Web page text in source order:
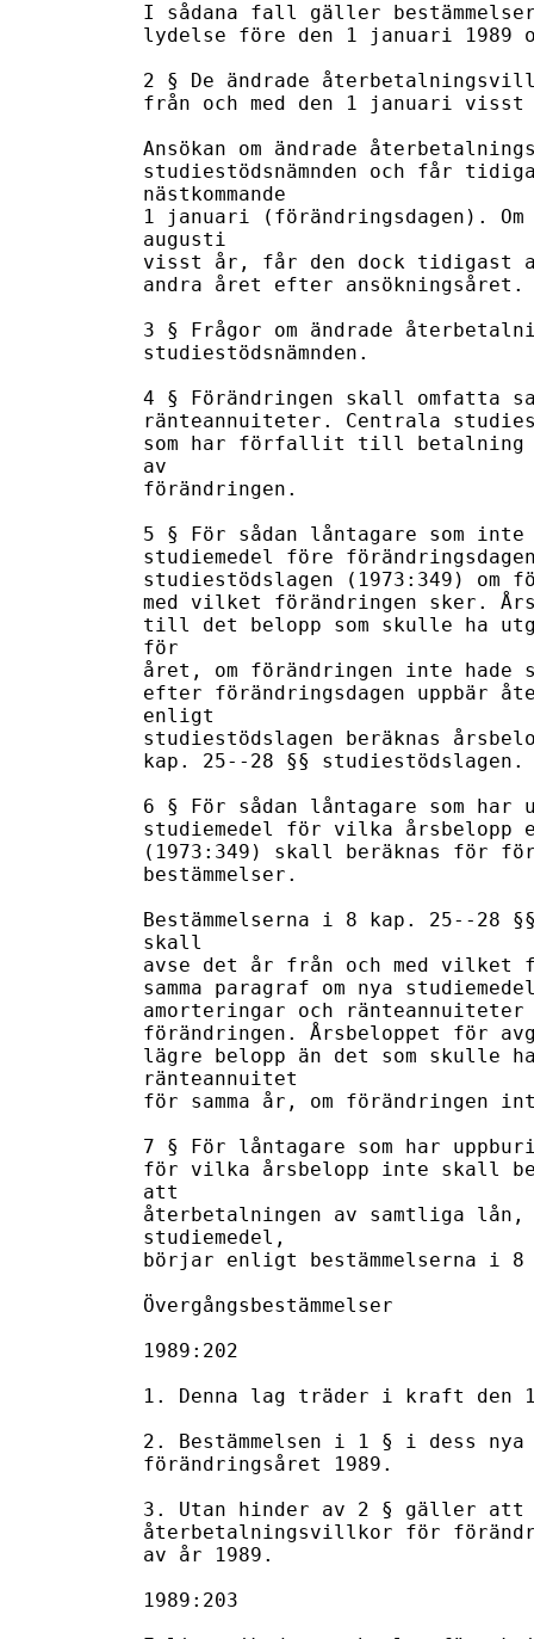
I sådana fall gäller
lydelse före den 1 januari 1989
2 § De ändrade
från och med den 1 januari
Ansökan om ändrade
studiestödsnämnden och får
nästkommande
1 januari (förändringsdagen).
augusti
visst år, får den dock tidigast
andra året efter
3 § Frågor om ändrade
studiestödsnämnden.
4 § Förändringen skall omfatta
ränteannuiteter. Centrala
som har förfallit till betalning
av
förändringen.
5 § För sådan låntagare som
studiemedel före
studiestödslagen (1973:349)
med vilket förändringen sker.
till det belopp som skulle ha
för
året, om förändringen inte hade
efter förändringsdagen uppbär
enligt
studiestödslagen beräknas
kap. 25--28 §§
6 § För sådan låntagare som
studiemedel för vilka
(1973:349) skall beräknas för
bestämmelser.
Bestämmelserna i 8 kap. 25--28
skall
avse det år från och med vilket
samma paragraf om nya
amorteringar och
förändringen. Årsbeloppet för
lägre belopp än det som skulle
ränteannuitet
för samma år, om förändringen
7 § För låntagare som har
för vilka årsbelopp inte skall
att
återbetalningen av samtliga lån,
studiemedel,
börjar enligt bestämmelserna i
Övergångsbestämmelser
1989:202
1. Denna lag träder i kraft den
2. Bestämmelsen i 1 § i dess
förändringsåret 1989.
3. Utan hinder av 2 § gäller att
återbetalningsvillkor för
av år 1989.
1989:203